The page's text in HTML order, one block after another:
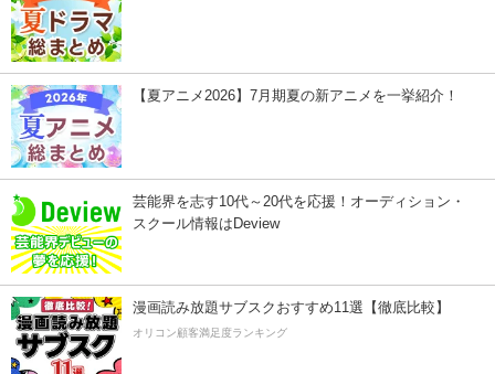
【夏アニメ2026】7月期夏の新アニメを一挙紹介！
芸能界を志す10代～20代を応援！オーディション・
スクール情報はDeview
漫画読み放題サブスクおすすめ11選【徹底比較】
オリコン顧客満足度ランキング